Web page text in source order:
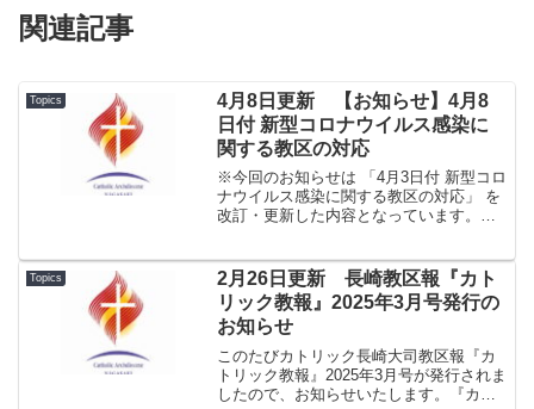
関連記事
Topics
4月8日更新 【お知らせ】4月8
日付 新型コロナウイルス感染に
関する教区の対応
※今回のお知らせは 「4月3日付 新型コロ
ナウイルス感染に関する教区の対応」 を
改訂・更新した内容となっています。ご
（改訂版）についてカトリック長崎大司
教区大司教 ...
Topics
2月26日更新 長崎教区報『カト
リック教報』2025年3月号発行の
お知らせ
このたびカトリック長崎大司教区報『カ
トリック教報』2025年3月号が発行されま
したので、お知らせいたします。『カト